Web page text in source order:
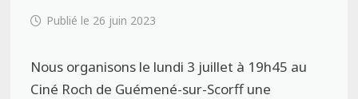
26 juin 2023
Nous organisons le lundi 3 juillet à 19h45 au
Ciné Roch de Guémené-sur-Scorff une